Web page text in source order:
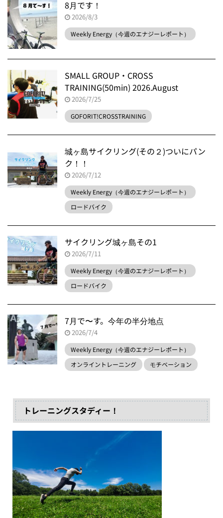
8月です！
2026/8/3
Weekly Energy（今週のエナジーレポート）
SMALL GROUP・CROSS
TRAINING(50min) 2026.August
2026/7/25
GOFORIT!CROSSTRAINING
城ヶ島サイクリング(その２)ついにパン
ク！！
2026/7/12
Weekly Energy（今週のエナジーレポート）
ロードバイク
サイクリング城ヶ島その1
2026/7/11
Weekly Energy（今週のエナジーレポート）
ロードバイク
7月で〜す。今年の半分地点
2026/7/4
Weekly Energy（今週のエナジーレポート）
オンライントレーニング
モチベーション
トレーニングスタディー！